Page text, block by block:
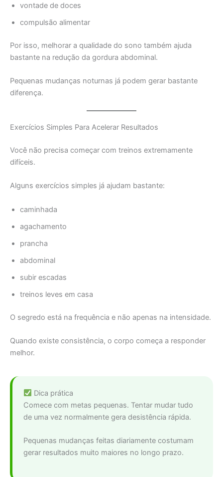
vontade de doces
compulsão alimentar
Por isso, melhorar a qualidade do sono também ajuda
bastante na redução da gordura abdominal.
Pequenas mudanças noturnas já podem gerar bastante
diferença.
Exercícios Simples Para Acelerar Resultados
Você não precisa começar com treinos extremamente
difíceis.
Alguns exercícios simples já ajudam bastante:
caminhada
agachamento
prancha
abdominal
subir escadas
treinos leves em casa
O segredo está na frequência e não apenas na intensidade.
Quando existe consistência, o corpo começa a responder
melhor.
Dica prática
Comece com metas pequenas. Tentar mudar tudo
de uma vez normalmente gera desistência rápida.
Pequenas mudanças feitas diariamente costumam
gerar resultados muito maiores no longo prazo.